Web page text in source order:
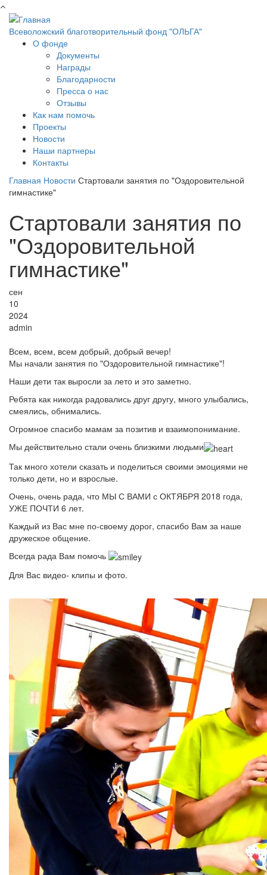
Перейти к основному содержанию
Всеволожский благотворительный фонд "ОЛЬГА"
О фонде
Документы
Награды
Благодарности
Пресса о нас
Отзывы
Как нам помочь
Проекты
Новости
Наши партнеры
Контакты
Главная Новости Стартовали занятия по "Оздоровительной
гимнастике"
Стартовали занятия по
"Оздоровительной
гимнастике"
сен
10
2024
admin
Всем, всем, всем добрый, добрый вечер!
Мы начали занятия по "Оздоровительной гимнастике"!
Наши дети так выросли за лето и это заметно.
Ребята как никогда радовались друг другу, много улыбались,
смеялись, обнимались.
Огромное спасибо️ мамам за позитив и взаимопонимание.
Мы действительно стали очень близкими людьми
Так много хотели сказать и поделиться своими эмоциями не
только дети, но и взрослые.
Очень, очень рада, что МЫ С ВАМИ с ОКТЯБРЯ 2018 года,
УЖЕ ПОЧТИ 6 лет.
Каждый из Вас мне по-своему дорог, спасибо Вам за наше
дружеское общение.
Всегда рада Вам помочь
Для Вас видео- клипы и фото.